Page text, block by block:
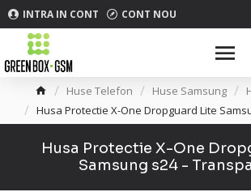
INTRA IN CONT CONT NOU
Huse Telefon Huse Samsung
Husa Protectie X-One Dropguard Lite
Husa Protectie X-One
Samsung s24 -